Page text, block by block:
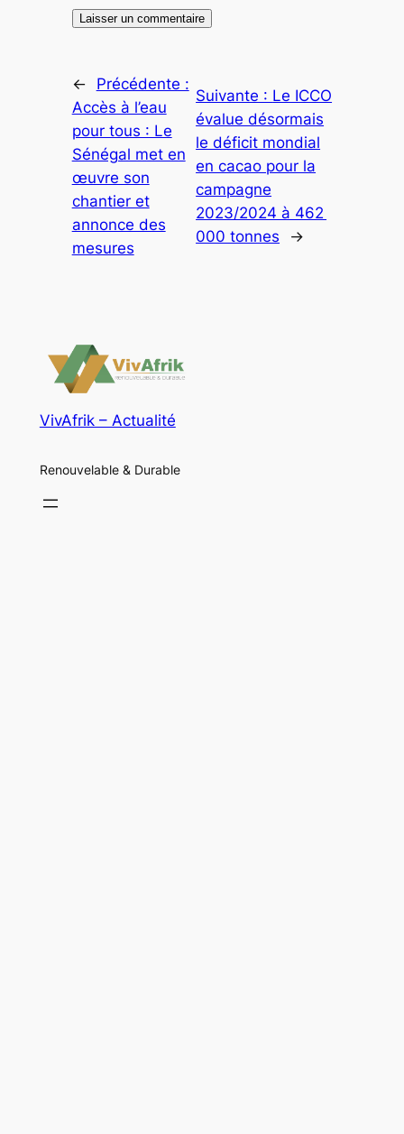
←
Précédente :
Accès à l’eau
pour tous : Le
Sénégal met en
œuvre son
chantier et
annonce des
mesures
Suivante : Le ICCO
évalue désormais
le déficit mondial
en cacao pour la
campagne
2023/2024 à 462
000 tonnes
→
VivAfrik – Actualité
Renouvelable & Durable